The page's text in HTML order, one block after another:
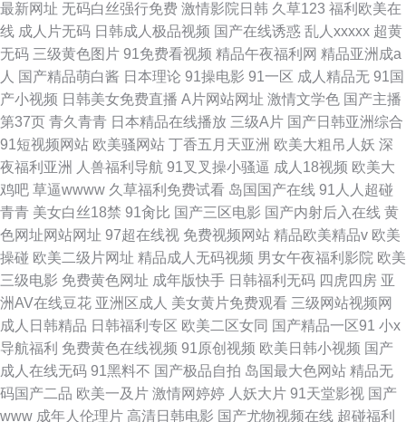
最新网址 无码白丝强行免费 激情影院日韩 久草123 福利欧美在
线 成人片无码 日韩成人极品视频 国产在线诱惑 乱人xxxxx 超黄
无码 三级黄色图片 91免费看视频 精品午夜福利网 精品亚洲成a
人 国产精品萌白酱 日本理论 91操电影 91一区 成人精品无 91国
产小视频 日韩美女免费直播 A片网站网址 激情文学色 国产主播
第37页 青久青青 日本精品在线播放 三级A片 国产日韩亚洲综合
91短视频网站 欧美骚网站 丁香五月天亚洲 欧美大粗吊人妖 深
夜福利亚洲
人兽福利导航 91叉叉操小骚逼 成人18视频 欧美大
鸡吧 草逼wwww 久草福利免费试看 岛国国产在线 91人人超碰
青青 美女白丝18禁 91肏比 国产三区电影 国产内射后入在线 黄
色网址网站网址 97超在线视 免费视频网站 精品欧美精品v 欧美
操碰 欧美二级片网址 精品成人无码视频 男女午夜福利影院 欧美
三级电影 免费黄色网址 成年版快手 日韩福利无码 四虎四房 亚
洲AV在线豆花 亚洲区成人 美女黄片免费观看 三级网站视频网
成人日韩精品 日韩福利专区 欧美二区女同 国产精品一区91 小x
导航福利 免费黄色在线视频 91原创视频 欧美日韩小视频 国产
成人在线无码 91黑料不 国产极品自拍 岛国最大色网站 精品无
码国产二品 欧美一及片 激情网婷婷 人妖大片 91天堂影视 国产
www 成年人伦理片 高清日韩电影 国产尤物视频在线 超碰福利